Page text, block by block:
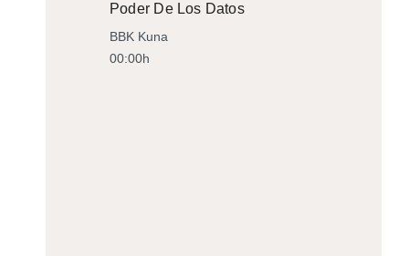
Poder De Los Datos
BBK Kuna
00:00h